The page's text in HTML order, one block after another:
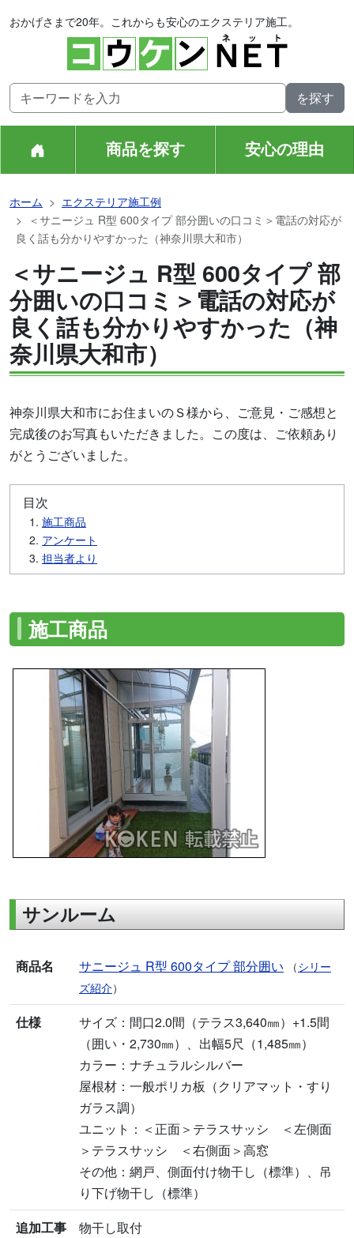
おかげさまで20年。これからも安心のエクステリア施工。
商品を探す 安心の理由
ホーム
エクステリア施工例
＜サニージュ R型 600タイプ 部分囲いの口コミ＞電話の対応が
良く話も分かりやすかった（神奈川県大和市）
＜サニージュ R型 600タイプ 部
分囲いの口コミ＞電話の対応が
良く話も分かりやすかった（神
奈川県大和市）
神奈川県大和市にお住まいのＳ様から、ご意見・ご感想と
完成後のお写真もいただきました。この度は、ご依頼あり
がとうございました。
目次
施工商品
アンケート
担当者より
施工商品
サンルーム
商品名 サニージュ R型 600タイプ 部分囲い （シリー
ズ紹介）
仕様
サイズ：間口2.0間（テラス3,640㎜）+1.5間
（囲い・2,730㎜）、出幅5尺（1,485㎜）
カラー：ナチュラルシルバー
屋根材：一般ポリカ板（クリアマット・すり
ガラス調）
ユニット：＜正面＞テラスサッシ ＜左側面
＞テラスサッシ ＜右側面＞高窓
その他：網戸、側面付け物干し（標準）、吊
り下げ物干し（標準）
追加工事
物干し取付